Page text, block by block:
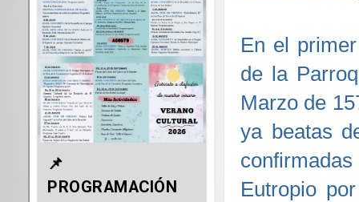
En el
de la
Marzo de
ya beatas
Eutropio